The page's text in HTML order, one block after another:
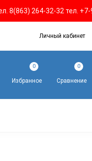
8(863) 264-32-32 тел.
Личный кабинет
Избранное
0
Сравнение
0